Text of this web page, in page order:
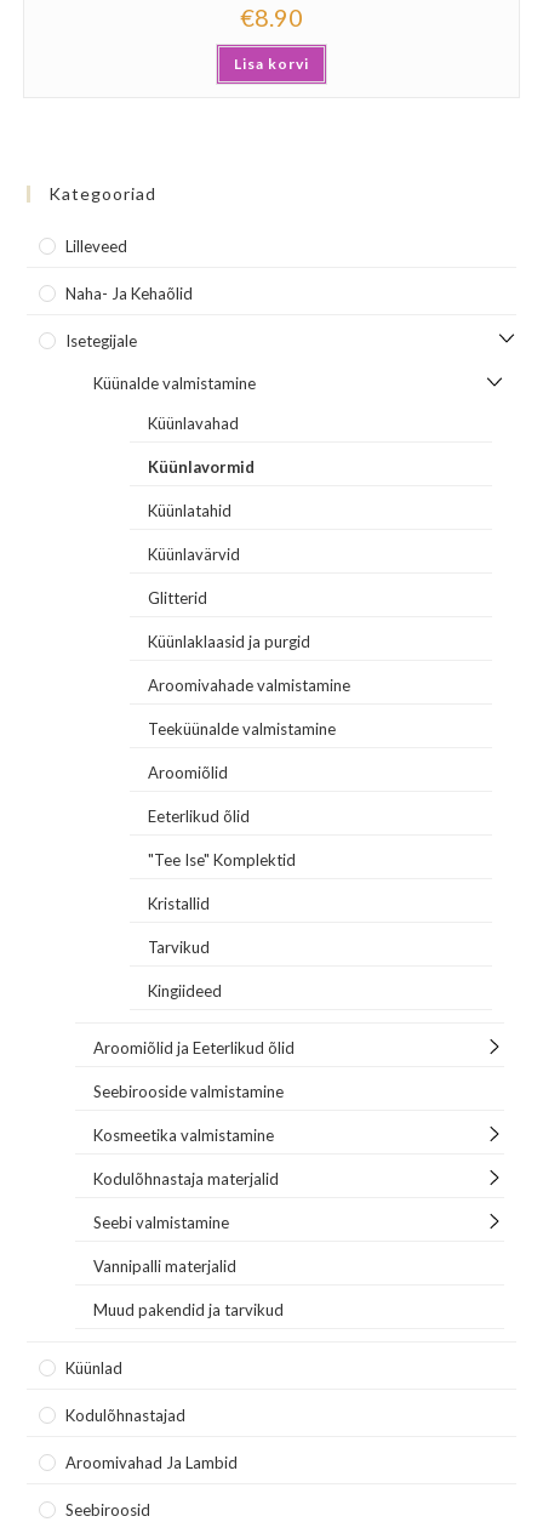
€8.90
Lisa korvi
Kategooriad
Lilleveed
Naha- Ja Kehaõlid
Isetegijale
Küünalde valmistamine
Küünlavahad
Küünlavormid
Küünlatahid
Küünlavärvid
Glitterid
Küünlaklaasid ja purgid
Aroomivahade valmistamine
Teeküünalde valmistamine
Aroomiõlid
Eeterlikud õlid
"Tee Ise" Komplektid
Kristallid
Tarvikud
Kingiideed
Aroomiõlid ja Eeterlikud õlid
Seebirooside valmistamine
Kosmeetika valmistamine
Kodulõhnastaja materjalid
Seebi valmistamine
Vannipalli materjalid
Muud pakendid ja tarvikud
Küünlad
Kodulõhnastajad
Aroomivahad Ja Lambid
Seebiroosid